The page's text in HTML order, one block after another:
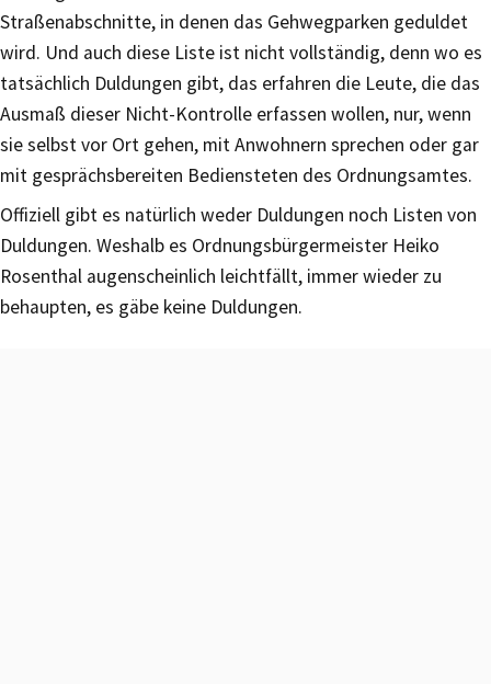
Straßenabschnitte, in denen das Gehwegparken geduldet
wird. Und auch diese Liste ist nicht vollständig, denn wo es
tatsächlich Duldungen gibt, das erfahren die Leute, die das
Ausmaß dieser Nicht-Kontrolle erfassen wollen, nur, wenn
sie selbst vor Ort gehen, mit Anwohnern sprechen oder gar
mit gesprächsbereiten Bediensteten des Ordnungsamtes.
Offiziell gibt es natürlich weder Duldungen noch Listen von
Duldungen. Weshalb es Ordnungsbürgermeister Heiko
Rosenthal augenscheinlich leichtfällt, immer wieder zu
behaupten, es gäbe keine Duldungen.